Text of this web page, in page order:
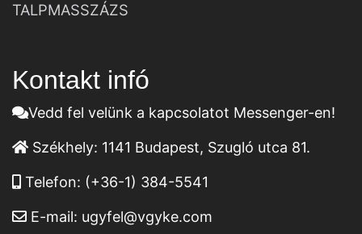
TALPMASSZÁZS
Kontakt infó
Vedd fel velünk a kapcsolatot Messenger-en!
Székhely: 1141 Budapest, Szugló utca 81.
Telefon: (+36-1) 384-5541
E-mail: ugyfel@vgyke.com